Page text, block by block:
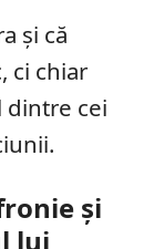
și că
ci chiar
dintre cei
și
lui